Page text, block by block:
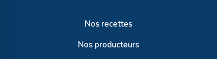
Nos recettes
Nos producteurs